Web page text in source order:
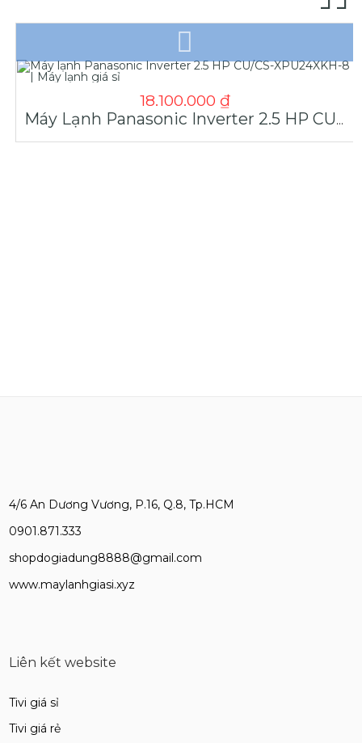
18.100.000 ₫
Máy Lạnh Panasonic Inverter 2.5 HP CU/CS-XPU24XKH-8 | Máy Lạnh Giá Sỉ
4/6 An Dương Vương, P.16, Q.8, Tp.HCM
0901.871.333
shopdogiadung8888@gmail.com
www.maylanhgiasi.xyz
Liên kết website
Tivi giá sỉ
Tivi giá rẻ